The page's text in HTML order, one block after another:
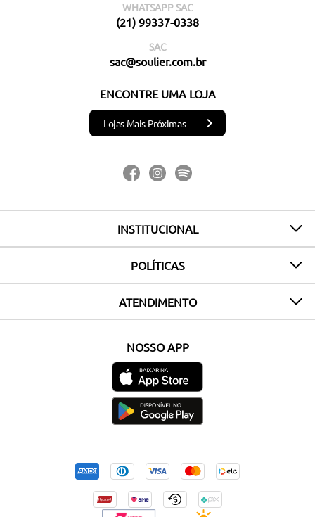
WHATSAPP SAC
(21) 99337-0338
SAC
sac@soulier.com.br
ENCONTRE UMA LOJA
Lojas Mais Próximas
INSTITUCIONAL
POLÍTICAS
ATENDIMENTO
NOSSO APP